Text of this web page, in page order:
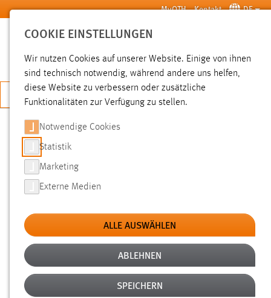
Zum Hauptinhalt springen MyOTH Kontakt DE
SUCHE
JETZT BEWERBEN
Hochschule Aktuelles News der OTH Amberg-Weiden
15 JAHRE RUNNING SNAIL RACING
TEAM: ENTHÜLLUNG RS19
21.06.2019
22.000 Arbeitsstunden, Ingenieurskunst
und viel Leidenschaft stecken in dem neuen
Rennwagen des Running Snail Racing Teams
der OTH Amberg-Weiden. Stolz
COOKIE EINSTELLUNGEN
Wir nutzen Cookies auf unserer Website. Einige von ihnen
sind technisch notwendig, während andere uns helfen,
diese Website zu verbessern oder zusätzliche
Funktionalitäten zur Verfügung zu stellen.
Notwendige Cookies
Statistik
Marketing
Externe Medien
ALLE AUSWÄHLEN
ABLEHNEN
SPEICHERN